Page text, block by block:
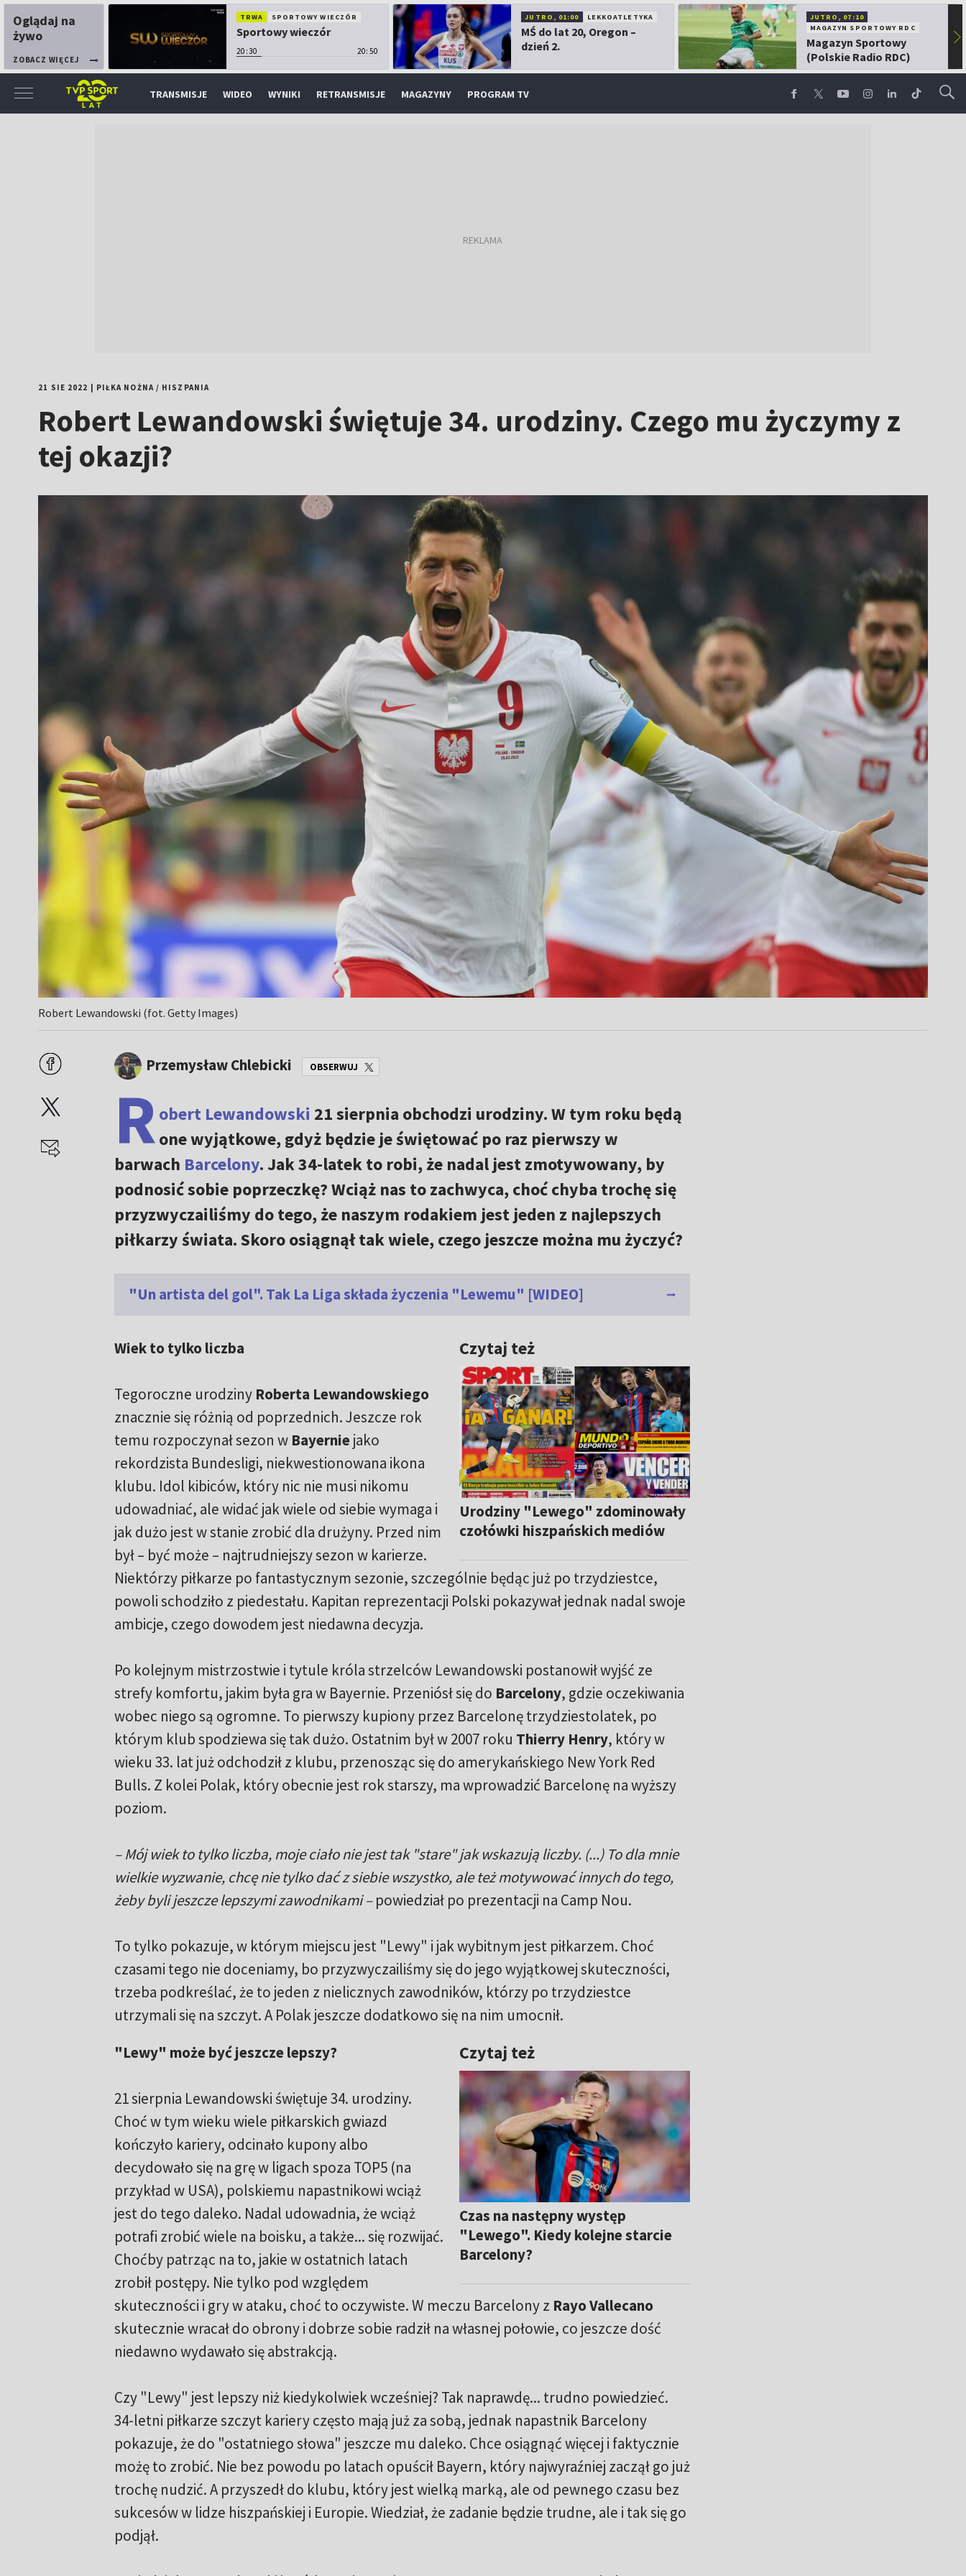
Oglądaj na
żywo
ZOBACZ WIĘCEJ
TRWA SPORTOWY WIECZÓR
Sportowy wieczór
20:30 20:50
JUTRO, 01:00 LEKKOATLETYKA
MŚ do lat 20, Oregon –
dzień 2.
JUTRO, 07:10
MAGAZYN SPORTOWY RDC
Magazyn Sportowy
(Polskie Radio RDC)
▶
TRANSMISJE WIDEO WYNIKI RETRANSMISJE MAGAZYNY PROGRAM TV
21 SIE 2022 PIŁKA NOŻNA/ HISZPANIA
Robert Lewandowski świętuje 34. urodziny. Czego mu życzymy z
tej okazji?
Robert Lewandowski (fot. Getty Images)
Przemysław Chlebicki OBSERWUJ
Robert Lewandowski 21 sierpnia obchodzi urodziny. W tym roku będą
one wyjątkowe, gdyż będzie je świętować po raz pierwszy w
barwach Barcelony. Jak 34-latek to robi, że nadal jest zmotywowany, by
podnosić sobie poprzeczkę? Wciąż nas to zachwyca, choć chyba trochę się
przyzwyczailiśmy do tego, że naszym rodakiem jest jeden z najlepszych
piłkarzy świata. Skoro osiągnął tak wiele, czego jeszcze można mu życzyć?
"Un artista del gol". Tak La Liga składa życzenia "Lewemu" [WIDEO]
Czytaj też
Urodziny "Lewego" zdominowały
czołówki hiszpańskich mediów
Wiek to tylko liczba
Tegoroczne urodziny Roberta Lewandowskiego
znacznie się różnią od poprzednich. Jeszcze rok
temu rozpoczynał sezon w Bayerniejako
rekordzista Bundesligi, niekwestionowana ikona
klubu. Idol kibiców, który nic nie musi nikomu
udowadniać, ale widać jak wiele od siebie wymaga i
jak dużo jest w stanie zrobić dla drużyny. Przed nim
był – być może – najtrudniejszy sezon w karierze.
Niektórzy piłkarze po fantastycznym sezonie, szczególnie będąc już po trzydziestce,
powoli schodziło z piedestału. Kapitan reprezentacji Polski pokazywał jednak nadal swoje
ambicje, czego dowodem jest niedawna decyzja.
Po kolejnym mistrzostwie i tytule króla strzelców Lewandowski postanowił wyjść ze
strefy komfortu, jakim była gra w Bayernie. Przeniósł się do Barcelony, gdzie oczekiwania
wobec niego są ogromne. To pierwszy kupiony przez Barcelonę trzydziestolatek, po
którym klub spodziewa się tak dużo. Ostatnim był w 2007 roku Thierry Henry, który w
wieku 33. lat już odchodził z klubu, przenosząc się do amerykańskiego New York Red
Bulls. Z kolei Polak, który obecnie jest rok starszy, ma wprowadzić Barcelonę na wyższy
poziom.
– Mój wiek to tylko liczba, moje ciało nie jest tak "stare" jak wskazują liczby. (...) To dla mnie
wielkie wyzwanie, chcę nie tylko dać z siebie wszystko, ale też motywować innych do tego,
żeby byli jeszcze lepszymi zawodnikami –powiedział po prezentacji na Camp Nou.
To tylko pokazuje, w którym miejscu jest "Lewy" i jak wybitnym jest piłkarzem. Choć
czasami tego nie doceniamy, bo przyzwyczailiśmy się do jego wyjątkowej skuteczności,
trzeba podkreślać, że to jeden z nielicznych zawodników, którzy po trzydziestce
utrzymali się na szczyt. A Polak jeszcze dodatkowo się na nim umocnił.
Czytaj też
Czas na następny występ
"Lewego". Kiedy kolejne starcie
Barcelony?
"Lewy" może być jeszcze lepszy?
21 sierpnia Lewandowski świętuje 34. urodziny.
Choć w tym wieku wiele piłkarskich gwiazd
kończyło kariery, odcinało kupony albo
decydowało się na grę w ligach spoza TOP5 (na
przykład w USA), polskiemu napastnikowi wciąż
jest do tego daleko. Nadal udowadnia, że wciąż
potrafi zrobić wiele na boisku, a także... się rozwijać.
Choćby patrząc na to, jakie w ostatnich latach
zrobił postępy. Nie tylko pod względem
skuteczności i gry w ataku, choć to oczywiste. W meczu Barcelony z Rayo Vallecano
skutecznie wracał do obrony i dobrze sobie radził na własnej połowie, co jeszcze dość
niedawno wydawało się abstrakcją.
Czy "Lewy" jest lepszy niż kiedykolwiek wcześniej? Tak naprawdę... trudno powiedzieć.
34-letni piłkarze szczyt kariery często mają już za sobą, jednak napastnik Barcelony
pokazuje, że do "ostatniego słowa" jeszcze mu daleko. Chce osiągnąć więcej i faktycznie
możę to zrobić. Nie bez powodu po latach opuścił Bayern, który najwyraźniej zaczął go już
trochę nudzić. A przyszedł do klubu, który jest wielką marką, ale od pewnego czasu bez
sukcesów w lidze hiszpańskiej i Europie. Wiedział, że zadanie będzie trudne, ale i tak się go
podjął.